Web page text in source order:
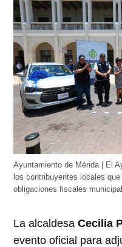
Ayuntamiento de Mérida | El
los contribuyentes locales
obligaciones fiscales
La alcaldesaCecilia
evento oficial para